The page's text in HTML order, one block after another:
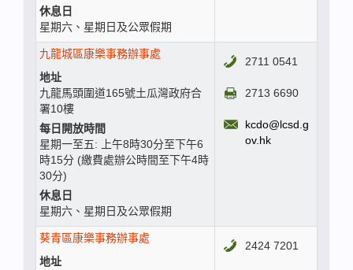
休息日
星期六、星期日及公眾假期
九龍城區康樂事務辦事處
地址
九龍馬頭圍道165號土瓜灣政府合
署10樓
每日開放時間
星期一至五: 上午8時30分至下午6
時15分 (繳費處辦公時間至下午4時
30分)
休息日
星期六、星期日及公眾假期
2711 0541
2713 6690
kcdo@lcsd.g
ov.hk
葵青區康樂事務辦事處
地址
2424 7201